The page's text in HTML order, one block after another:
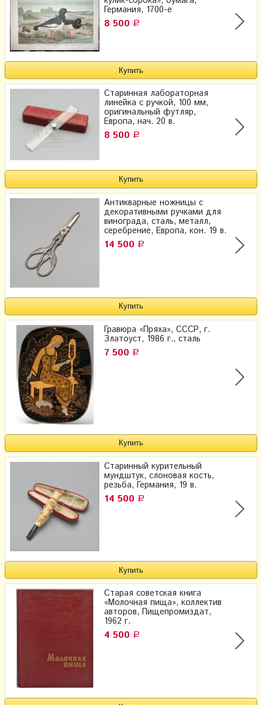
Германия, 1700-е
8 500 Р
Старинная лабораторная
линейка с ручкой, 100 мм,
оригинальный футляр,
Европа, нач. 20 в.
8 500 Р
Антикварные ножницы с
декоративными ручками для
винограда, сталь, металл,
серебрение, Европа, кон. 19 в.
14 500 Р
Гравюра «Пряха», СССР, г.
Златоуст, 1986 г., сталь
7 500 Р
Старинный курительный
мундштук, слоновая кость,
резьба, Германия, 19 в.
14 500 Р
Старая советская книга
«Молочная пища», коллектив
авторов, Пищепромиздат,
1962 г.
4 500 Р